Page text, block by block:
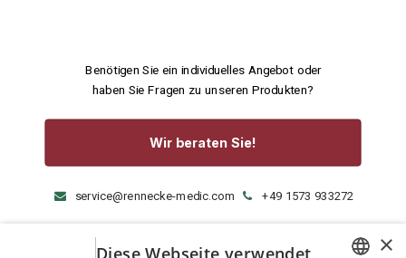
Benötigen Sie ein individuelles Angebot oder
haben Sie Fragen zu unseren Produkten?
Wir beraten Sie!
service@rennecke-medic.com +49 1573 933272
×
Diese Webseite verwendet